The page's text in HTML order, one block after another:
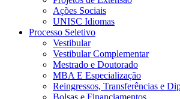
Ações Sociais
UNISC Idiomas
Processo Seletivo
Vestibular
Vestibular Complementar
Mestrado e Doutorado
MBA E Especialização
Reingressos, Transferências e
Bolsas e Financiamentos